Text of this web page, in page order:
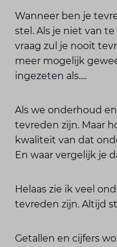
Wanneer ben je
stel. Als je niet van
vraag zul je nooit
meer mogelijk
ingezeten als….
Als we onderhoud
tevreden zijn. Maar
kwaliteit van dat
En waar vergelijk je
Helaas zie ik veel
tevreden zijn. Altijd
Getallen en cijfers